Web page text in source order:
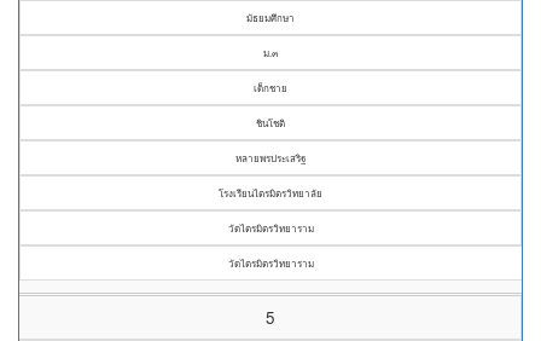
มัธยมศึกษา
ม.๓
เด็กชาย
ชินโชติ
หลายพรประเสริฐ
โรงเรียนไตรมิตรวิทยาลัย
วัดไตรมิตรวิทยาราม
วัดไตรมิตรวิทยาราม
5